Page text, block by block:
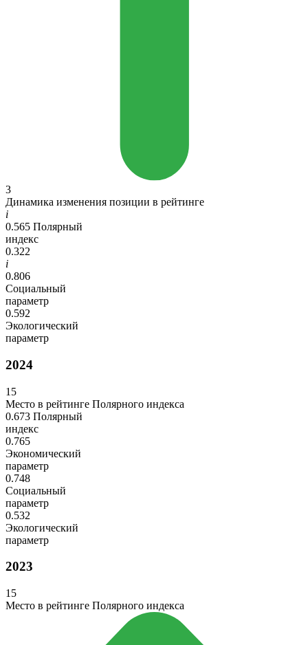
3
Динамика изменения позиции в рейтинге
i
0.565 Полярный
индекс
0.322
i
0.806
Социальный
параметр
0.592
Экологический
параметр
2024
15
Место в рейтинге Полярного индекса
0.673 Полярный
индекс
0.765
Экономический
параметр
0.748
Социальный
параметр
0.532
Экологический
параметр
2023
15
Место в рейтинге Полярного индекса